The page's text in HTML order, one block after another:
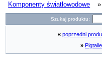
Komponenty światłowodowe »
Szukaj produktu:
« poprzedni
»